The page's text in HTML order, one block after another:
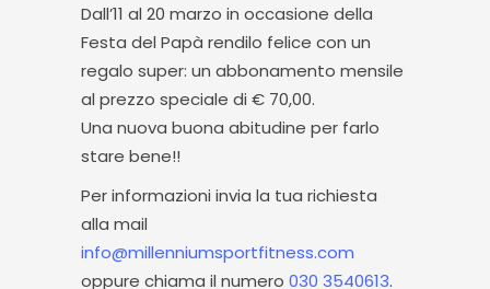
Dall’11 al 20 marzo in occasione della
Festa del Papà rendilo felice con un
regalo super: un abbonamento mensile
al prezzo speciale di € 70,00.
Una nuova buona abitudine per farlo
stare bene!!
Per informazioni invia la tua richiesta
alla mail
info@millenniumsportfitness.com
oppure chiama il numero 030 3540613.